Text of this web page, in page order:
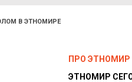
В ЭТНОМИРЕ
ПРО ЭТНОМИР
ЭТНОМИР